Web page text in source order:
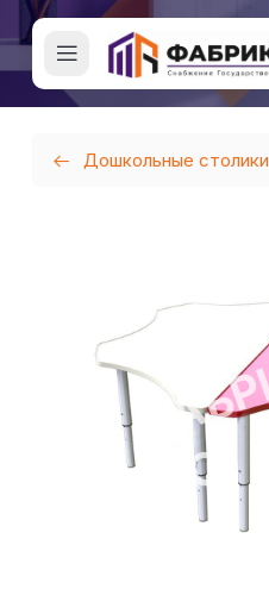
Дошкольные столики